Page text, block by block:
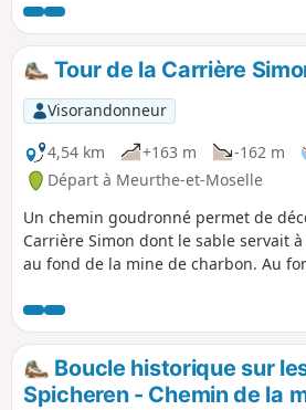
Tour de la Carrière
Visorandonneur
4,54 km
+163 m -162 m
Départ à Meurthe-et-Moselle
Un chemin goudronné permet de
Carrière Simon dont le sable servait
au fond de la mine de charbon. Au
à l'environnement naturel de
Boucle historique sur
Spicheren - Chemin de la